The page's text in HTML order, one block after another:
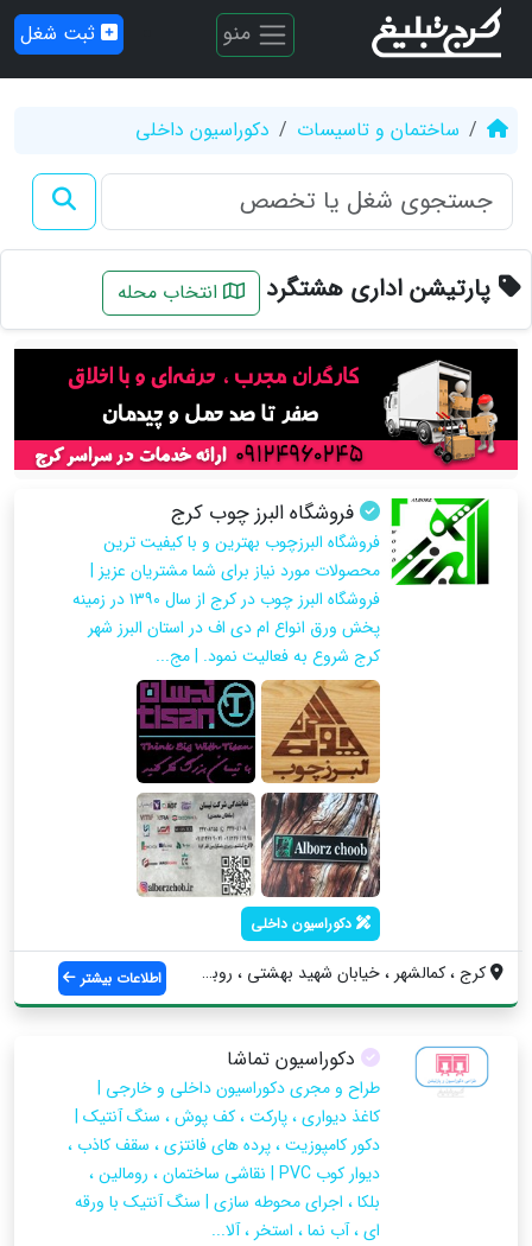
منو ثبت شغل
ساختمان و تاسیسات دکوراسیون داخلی
پارتیشن اداری هشتگرد انتخاب محله
فروشگاه البرز چوب کرج
فروشگاه البرزچوب بهترین و با کیفیت ترین
محصولات مورد نیاز برای شما مشتریان عزیز |
فروشگاه البرز چوب در کرج از سال ۱۳۹۰ در زمینه
پخش ورق انواع ام دی اف در استان البرز شهر
کرج شروع به فعالیت نمود‌. | مج...
دکوراسیون داخلی
کرج ، کمالشهر ، خیابان شهید بهشتی ، روبه... اطلاعات بیشتر
دکوراسیون تماشا
طراح و مجری دکوراسیون داخلی و خارجی |
کاغذ دیواری ، پارکت ، کف پوش ، سنگ آنتیک |
دکور کامپوزیت ، پرده های فانتزی ، سقف کاذب ،
دیوار کوب PVC | نقاشی ساختمان ، رومالین ،
بلکا ، اجرای محوطه سازی | سنگ آنتیک با ورقه
ای ، آب نما ، استخر ، آلا...